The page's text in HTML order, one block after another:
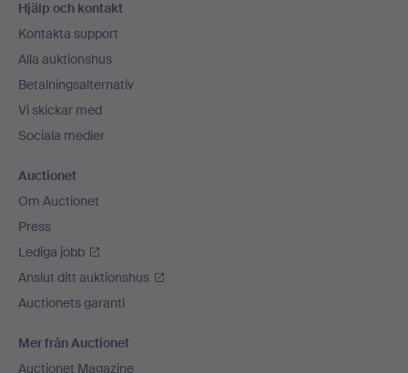
Hjälp och kontakt
Kontakta support
Alla auktionshus
Betalningsalternativ
Vi skickar med
Sociala medier
Auctionet
Om Auctionet
Press
Lediga jobb
Anslut ditt auktionshus
Auctionets garanti
Mer från Auctionet
Auctionet Magazine